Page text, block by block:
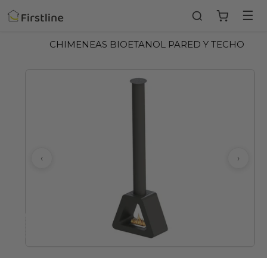
directamente
☰
CHIMENEAS BIOETANOL PARED Y TECHO
‹ ›